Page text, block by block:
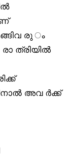
രു ം
ത്രിയിൽ
അവ ർക്ക്